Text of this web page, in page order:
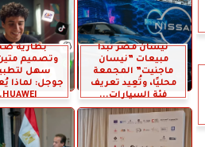
نيسان مصر تبدأ
مبيعات ”نيسان
ماجنيت” المجمعة
محليًا، وتُعِيد تعريف
فئة السيارات...
بطارية
وتصميم
سهل
جوجل: لماذا
HUAWEI...